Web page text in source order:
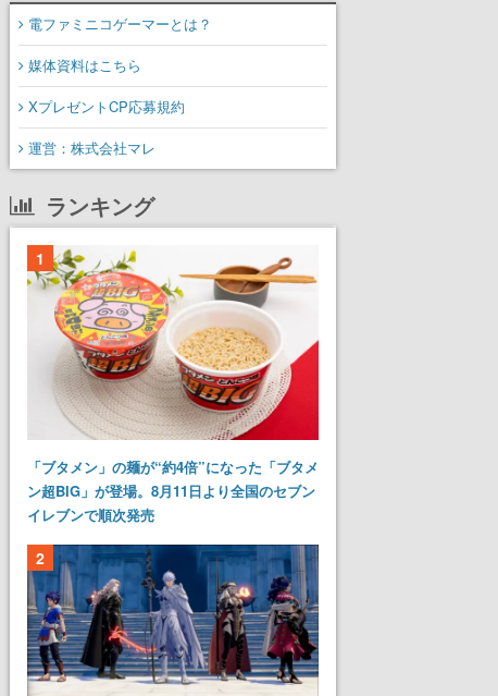
電ファミニコゲーマーとは？
媒体資料はこちら
XプレゼントCP応募規約
運営：株式会社マレ
ランキング
1
「ブタメン」の麺が“約4倍”になった「ブタメ
ン超BIG」が登場。8月11日より全国のセブン
イレブンで順次発売
2